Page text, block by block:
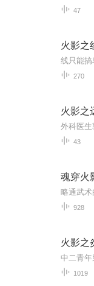
47
火影之
270
火影之
43
928
火影之
1019